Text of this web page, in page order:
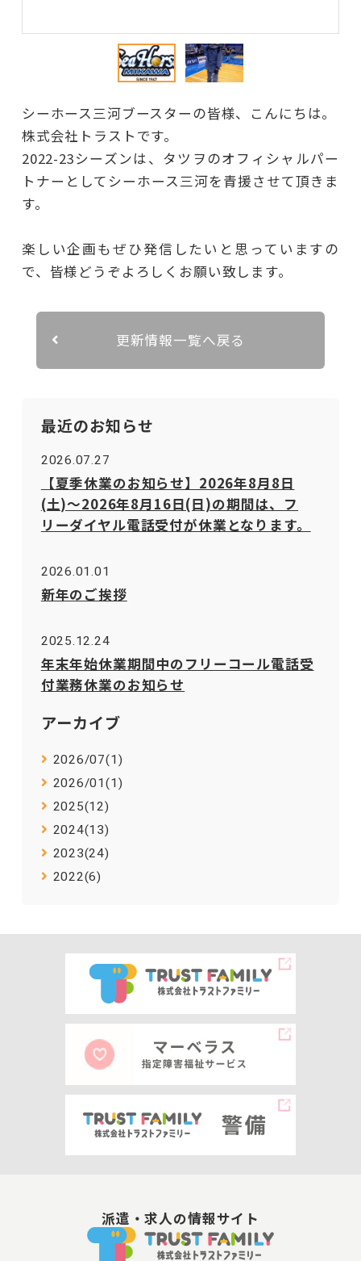
シーホース三河ブースターの皆様、こんにちは。
株式会社トラストです。
2022-23シーズンは、タツヲのオフィシャルパー
トナーとしてシーホース三河を青援させて頂きま
す。
楽しい企画もぜひ発信したいと思っていますの
で、皆様どうぞよろしくお願い致します。
更新情報一覧へ戻る
最近のお知らせ
2026.07.27
【夏季休業のお知らせ】2026年8月8日
(土)～2026年8月16日(日)の期間は、フ
リーダイヤル電話受付が休業となります。
2026.01.01
新年のご挨拶
2025.12.24
年末年始休業期間中のフリーコール電話受
付業務休業のお知らせ
アーカイブ
2026/07(1)
2026/01(1)
2025(12)
2024(13)
2023(24)
2022(6)
派遣・求人の情報サイト